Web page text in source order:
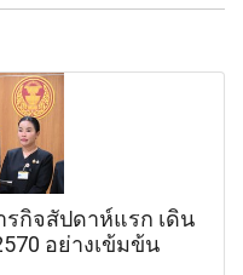
กิจสัปดาห์แรก เดิน
อย่างเข้มข้น